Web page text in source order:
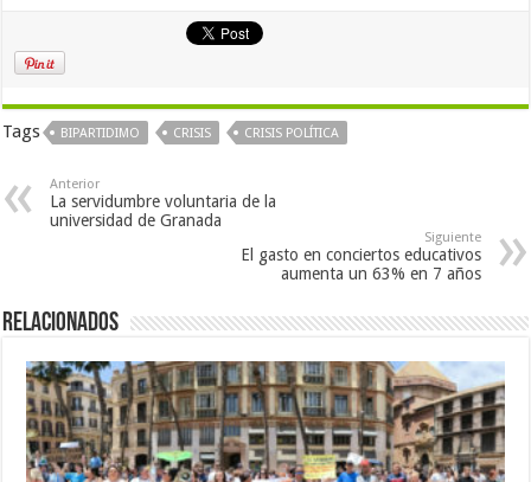
Tags BIPARTIDIMO CRISIS CRISIS POLÍTICA
Anterior
La servidumbre voluntaria de la
universidad de Granada
Siguiente
El gasto en conciertos educativos
aumenta un 63% en 7 años
Relacionados